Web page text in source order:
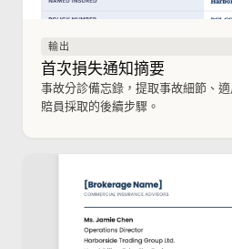
輸出
首次損失通知摘要
事故分診備忘錄，提取事故細節、
賠員採取的後續步驟。